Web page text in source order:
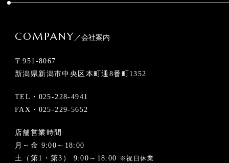
COMPANY ／会社案内
〒951-8067
新潟県新潟市中央区本町通8番町1352
TEL・ 025-228-4941
FAX・025-229-5652
店舗営業時間
月～金 9:00～18:00
土（第1・第3） 9:00～18:00 ※祝日休業